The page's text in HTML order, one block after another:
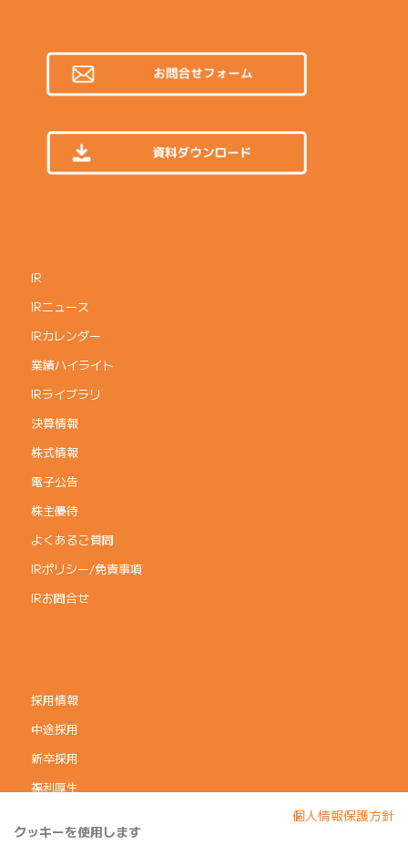
IR
IRニュース
IRカレンダー
業績ハイライト
IRライブラリ
決算情報
株式情報
電子公告
株主優待
よくあるご質問
IRポリシー/免責事項
IRお問合せ
採用情報
中途採用
新卒採用
福利厚生
個人情報保護方針
クッキーを使用します